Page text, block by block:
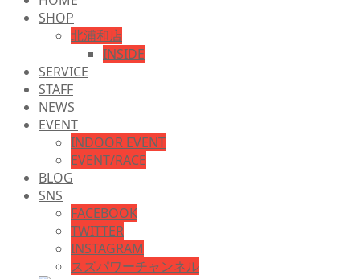
SHOP
北浦和店
INSIDE
SERVICE
STAFF
NEWS
EVENT
INDOOR EVENT
EVENT/RACE
BLOG
SNS
FACEBOOK
TWITTER
INSTAGRAM
スズパワーチャンネル